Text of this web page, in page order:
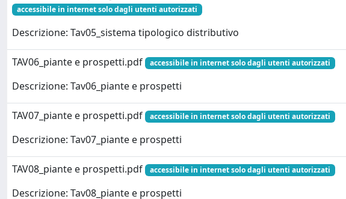
accessibile in internet solo dagli utenti autorizzati
Descrizione: Tav05_sistema tipologico distributivo
TAV06_piante e prospetti.pdf accessibile in internet solo dagli utenti autorizzati
Descrizione: Tav06_piante e prospetti
TAV07_piante e prospetti.pdf accessibile in internet solo dagli utenti autorizzati
Descrizione: Tav07_piante e prospetti
TAV08_piante e prospetti.pdf accessibile in internet solo dagli utenti autorizzati
Descrizione: Tav08_piante e prospetti